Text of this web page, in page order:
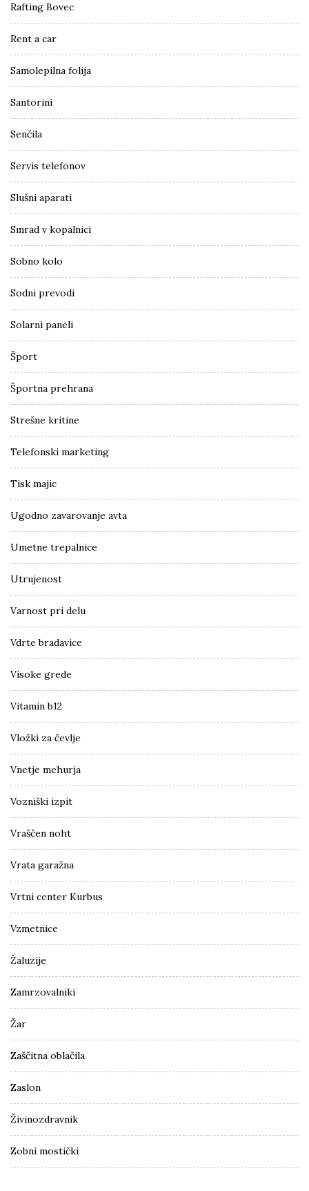
Rafting Bovec
Rent a car
Samolepilna folija
Santorini
Senčila
Servis telefonov
Slušni aparati
Smrad v kopalnici
Sobno kolo
Sodni prevodi
Solarni paneli
Šport
Športna prehrana
Strešne kritine
Telefonski marketing
Tisk majic
Ugodno zavarovanje avta
Umetne trepalnice
Utrujenost
Varnost pri delu
Vdrte bradavice
Visoke grede
Vitamin b12
Vložki za čevlje
Vnetje mehurja
Vozniški izpit
Vraščen noht
Vrata garažna
Vrtni center Kurbus
Vzmetnice
Žaluzije
Zamrzovalniki
Žar
Zaščitna oblačila
Zaslon
Živinozdravnik
Zobni mostički